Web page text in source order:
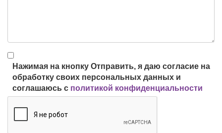
Нажимая на кнопку Отправить, я даю согласие на
обработку своих персональных данных и
соглашаюсь с политикой конфиденциальности